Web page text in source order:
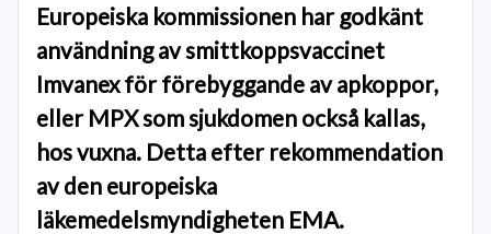
Europeiska kommissionen har godkänt
användning av smittkoppsvaccinet
Imvanex för förebyggande av apkoppor,
eller MPX som sjukdomen också kallas,
hos vuxna. Detta efter rekommendation
av den europeiska
läkemedelsmyndigheten EMA.